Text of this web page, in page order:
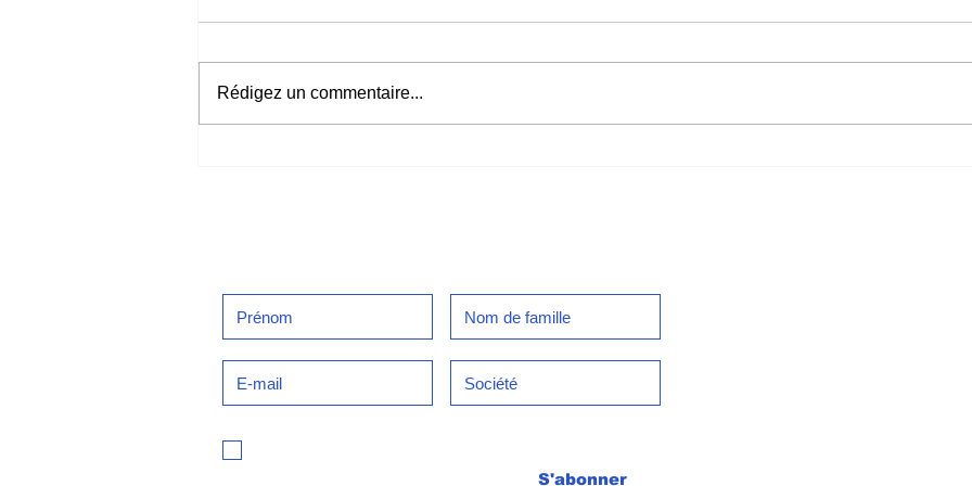
Rédigez un commentaire...
S'abonner